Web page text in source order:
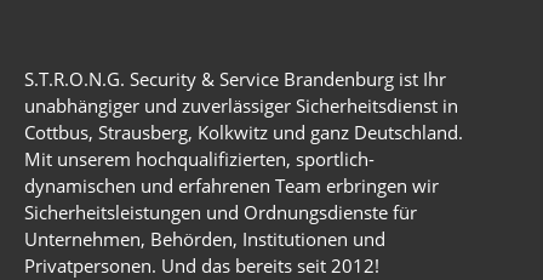
S.T.R.O.N.G. Security & Service Brandenburg ist Ihr
unabhängiger und zuverlässiger Sicherheitsdienst in
Cottbus, Strausberg, Kolkwitz und ganz Deutschland.
Mit unserem hochqualifizierten, sportlich-
dynamischen und erfahrenen Team erbringen wir
Sicherheitsleistungen und Ordnungsdienste für
Unternehmen, Behörden, Institutionen und
Privatpersonen. Und das bereits seit 2012!